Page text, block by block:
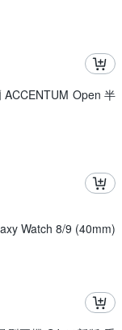
ACCENTUM Open 半
Watch 8/9 (40mm)